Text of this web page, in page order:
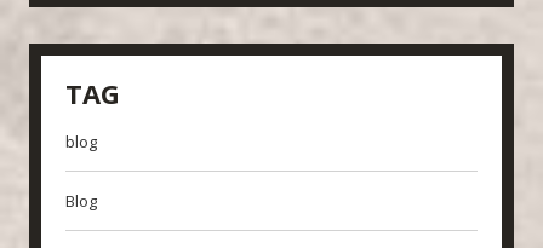
TAG
blog
Blog